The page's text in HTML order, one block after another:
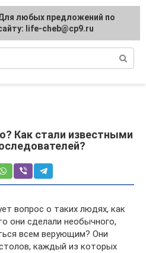
Как стали известными
вопрос о таких людях, как
они сделали необычного,
всем верующим? Они
каждый из которых
любых предложений по
life-cheb@cp9.ru
любых предложений по
life-cheb@cp9.ru